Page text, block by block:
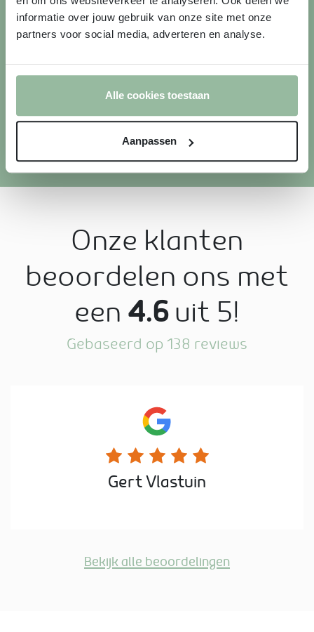
informatie over jouw gebruik van onze site met onze
partners voor social media, adverteren en analyse.
Alle cookies toestaan
Aanpassen
Beste Groenteman van
Nederland
Lees hier meer over
Onze klanten
beoordelen ons met
een 4.6uit 5!
Gebaseerd op 138 reviews
Gert Vlastuin
Bekijk alle beoordelingen